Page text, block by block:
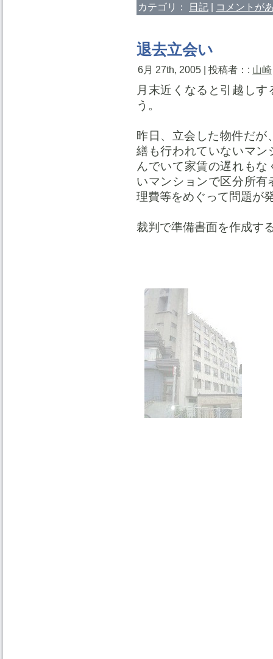
カテゴリ： 日記 | コメントが
退去立会い
6月 27th, 2005 | 投稿者：: 山崎
月末近くなると引越し
う。
昨日、立会した物件だが
繕も行われていないマ
んでいて家賃の遅れも
いマンションで区分所
理費等をめぐって問題が
裁判で準備書面を作成す